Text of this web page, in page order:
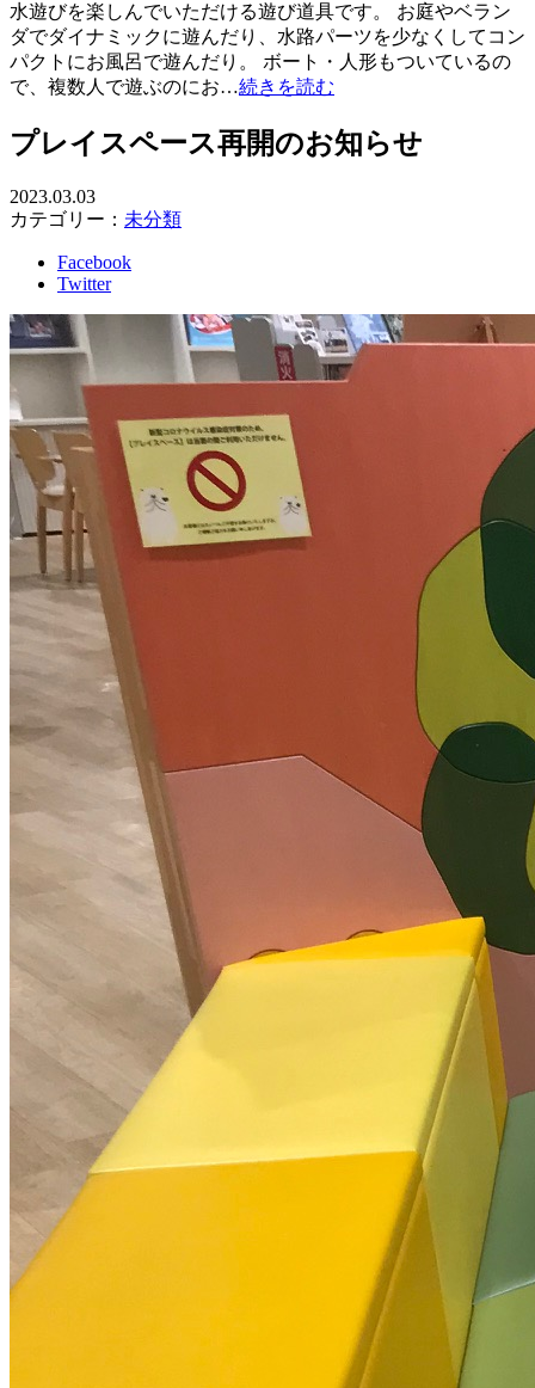
水遊びを楽しんでいただける遊び道具です。 お庭やベラン
ダでダイナミックに遊んだり、水路パーツを少なくしてコン
パクトにお風呂で遊んだり。 ボート・人形もついているの
で、複数人で遊ぶのにお…続きを読む
プレイスペース再開のお知らせ
2023.03.03
カテゴリー： 未分類
Facebook
Twitter